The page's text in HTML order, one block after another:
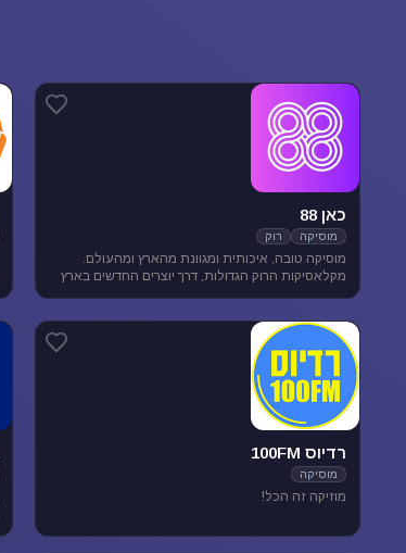
כאן 88
מוסיקה רוק
מוסיקה טובה, איכותית ומגוונת מהארץ ומהעולם.
מקלאסיקות הרוק הגדולות, דרך יוצרים החדשים בארץ
רדיוס 100FM
מוסיקה
מוזיקה זה הכל!